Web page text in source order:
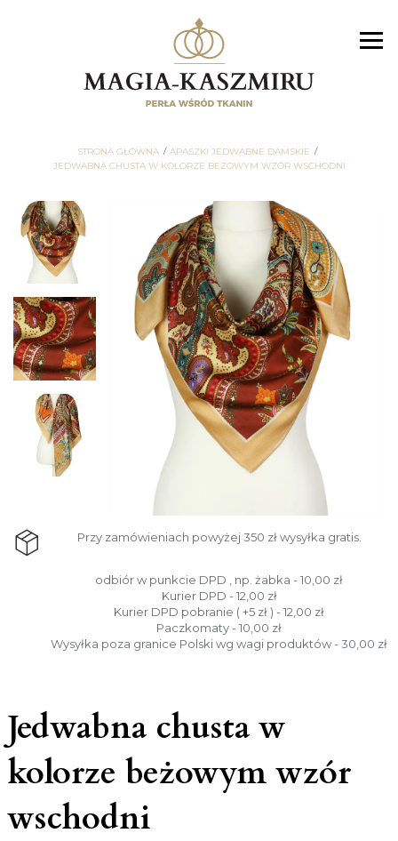
STRONA GŁÓWNA
APASZKI JEDWABNE DAMSKIE
JEDWABNA CHUSTA W KOLORZE BEŻOWYM WZÓR WSCHODNI
Przy zamówieniach powyżej 350 zł wysyłka gratis.
odbiór w punkcie DPD , np. żabka - 10,00 zł
Kurier DPD - 12,00 zł
Kurier DPD pobranie ( +5 zł ) - 12,00 zł
Paczkomaty - 10,00 zł
Wysyłka poza granice Polski wg wagi produktów - 30,00 zł
Jedwabna chusta w
kolorze beżowym wzór
wschodni